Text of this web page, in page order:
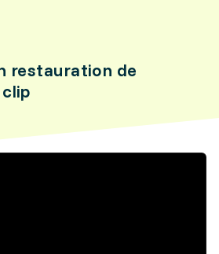
restauration de